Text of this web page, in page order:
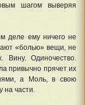
шагом выверяя
деле ему ничего не
«болью» вещи, не
Одиночество.
привычно прячет их
а Моль, в свою
части.